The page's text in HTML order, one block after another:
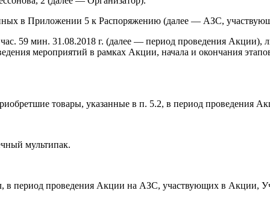
в Приложении 5 к Распоряжению (далее — АЗС,
59 мин. 31.08.2018 г. (далее — период проведения Акции),
мероприятий в рамках Акции, начала и окончания
товары, указанные в п. 5.2, в период
мультипак.
в период проведения Акции на АЗС, участвующих в Акции,